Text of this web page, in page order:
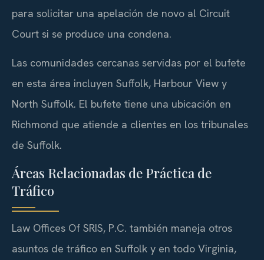
para solicitar una apelación de novo al Circuit
Court si se produce una condena.
Las comunidades cercanas servidas por el bufete
en esta área incluyen Suffolk, Harbour View y
North Suffolk. El bufete tiene una ubicación en
Richmond que atiende a clientes en los tribunales
de Suffolk.
Áreas Relacionadas de Práctica de
Tráfico
Law Offices Of SRIS, P.C. también maneja otros
asuntos de tráfico en Suffolk y en todo Virginia,